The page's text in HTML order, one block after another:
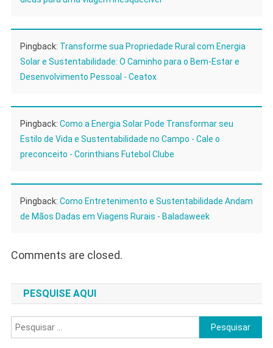
Pingback: Transforme sua Propriedade Rural com Energia
Solar e Sustentabilidade: O Caminho para o Bem-Estar e
Desenvolvimento Pessoal - Ceatox
Pingback: Como a Energia Solar Pode Transformar seu
Estilo de Vida e Sustentabilidade no Campo - Cale o
preconceito - Corinthians Futebol Clube
Pingback: Como Entretenimento e Sustentabilidade Andam
de Mãos Dadas em Viagens Rurais - Baladaweek
Comments are closed.
PESQUISE AQUI
Pesquisar
por: